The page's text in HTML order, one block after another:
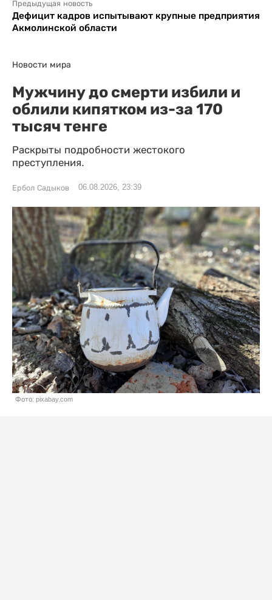
Предыдущая новость
Дефицит кадров испытывают крупные предприятия
Акмолинской области
Новости мира
Мужчину до смерти избили и
облили кипятком из-за 170
тысяч тенге
Раскрыты подробности жестокого
преступления.
Ербол Садыков 06.08.2026, 23:39
Фото: pixabay.com